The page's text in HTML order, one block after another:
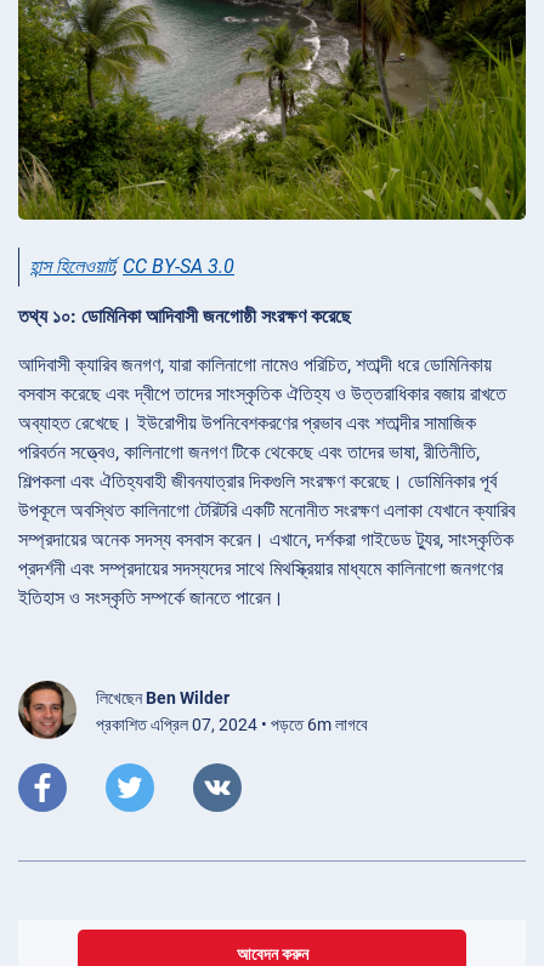
হান্স হিলেওয়ার্ট,CC BY-SA 3.0
তথ্য ১০: ডোমিনিকা আদিবাসী জনগোষ্ঠী সংরক্ষণ করেছে
আদিবাসী ক্যারিব জনগণ, যারা কালিনাগো নামেও পরিচিত, শতাব্দী ধরে ডোমিনিকায়
বসবাস করেছে এবং দ্বীপে তাদের সাংস্কৃতিক ঐতিহ্য ও উত্তরাধিকার বজায় রাখতে
অব্যাহত রেখেছে। ইউরোপীয় উপনিবেশকরণের প্রভাব এবং শতাব্দীর সামাজিক
পরিবর্তন সত্ত্বেও, কালিনাগো জনগণ টিকে থেকেছে এবং তাদের ভাষা, রীতিনীতি,
শিল্পকলা এবং ঐতিহ্যবাহী জীবনযাত্রার দিকগুলি সংরক্ষণ করেছে। ডোমিনিকার পূর্ব
উপকূলে অবস্থিত কালিনাগো টেরিটরি একটি মনোনীত সংরক্ষণ এলাকা যেখানে ক্যারিব
সম্প্রদায়ের অনেক সদস্য বসবাস করেন। এখানে, দর্শকরা গাইডেড ট্যুর, সাংস্কৃতিক
প্রদর্শনী এবং সম্প্রদায়ের সদস্যদের সাথে মিথস্ক্রিয়ার মাধ্যমে কালিনাগো জনগণের
ইতিহাস ও সংস্কৃতি সম্পর্কে জানতে পারেন।
লিখেছেনBen Wilder
প্রকাশিত এপ্রিল 07, 2024 • পড়তে 6m লাগবে
আবেদন করুন